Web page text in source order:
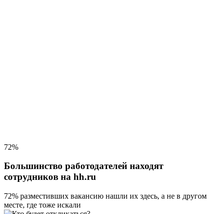
72%
Большинство работодателей находят
сотрудников на hh.ru
72% разместивших вакансию нашли их здесь, а не в другом
месте, где тоже искали